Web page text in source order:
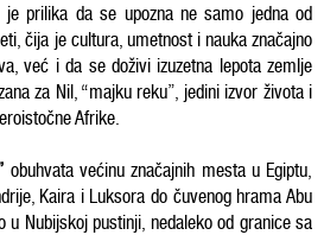
je prilika da se upozna ne samo jedna od
čija je cultura, umetnost i nauka značajno
već i da se doživi izuzetna lepota zemlje
za Nil, “majku reku”, jedini izvor života i
Afrike.
obuhvata većinu značajnih mesta u Egiptu,
Kaira i Luksora do čuvenog hrama Abu
u Nubijskoj pustinji, nedaleko od granice sa